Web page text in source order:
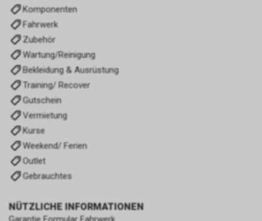
Komponenten
Fahrwerk
Zubehör
Wartung/Reinigung
Bekleidung & Ausrüstung
Training/ Recover
Gutschein
Vermietung
Kurse
Weekend/ Ferien
Outlet
Gebrauchtes
NÜTZLICHE INFORMATIONEN